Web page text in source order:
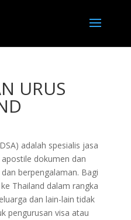
URUS
adalah spesialis jasa
dokumen dan
berpengalaman. Bagi
Thailand dalam rangka
dan lain-lain tidak
pengurusan visa atau